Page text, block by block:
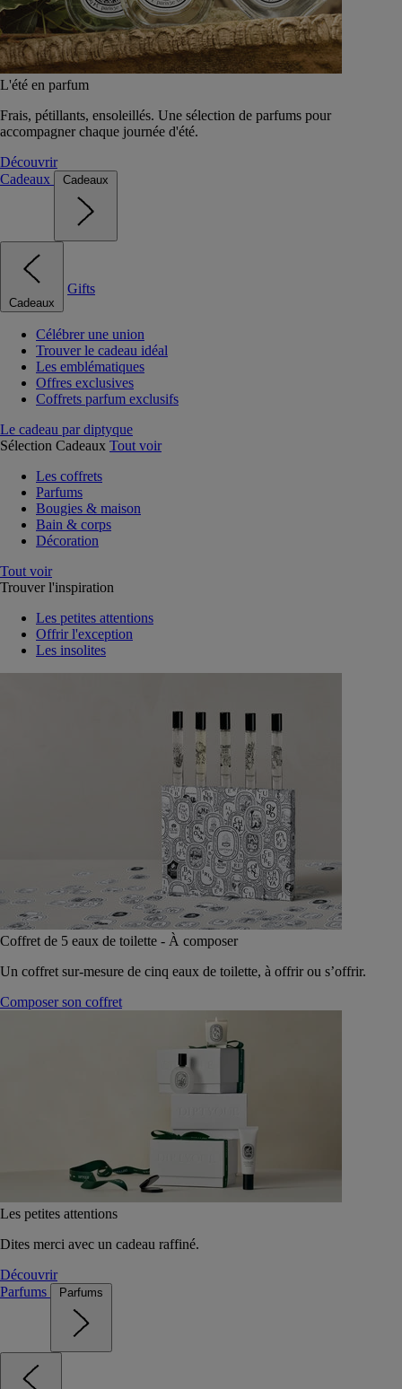
L'été en parfum
Frais, pétillants, ensoleillés. Une sélection de parfums pour
accompagner chaque journée d'été.
Découvrir
Cadeaux
Cadeaux
Cadeaux
Gifts
Célébrer une union
Trouver le cadeau idéal
Les emblématiques
Offres exclusives
Coffrets parfum exclusifs
Le cadeau par diptyque
Sélection Cadeaux Tout voir
Les coffrets
Parfums
Bougies & maison
Bain & corps
Décoration
Tout voir
Trouver l'inspiration
Les petites attentions
Offrir l'exception
Les insolites
Coffret de 5 eaux de toilette - À composer
Un coffret sur-mesure de cinq eaux de toilette, à offrir ou s’offrir.
Composer son coffret
Les petites attentions
Dites merci avec un cadeau raffiné.
Découvrir
Parfums
Parfums